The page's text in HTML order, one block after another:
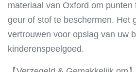
materiaal van Oxford om punten
geur of stof te beschermen. Het
vertrouwen voor opslag van uw
kinderenspeelgoed.